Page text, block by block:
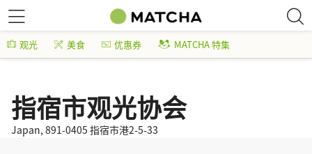
观光 美食 优惠券 MATCHA 特集
指宿市观光协会
Japan, 891-0405 指宿市港2-5-33